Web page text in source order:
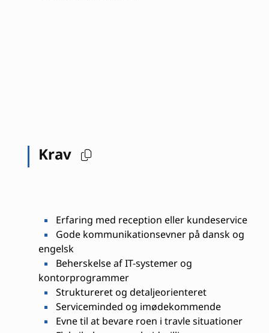
Krav
Erfaring med reception eller kundeservice
Gode kommunikationsevner på dansk og
engelsk
Beherskelse af IT-systemer og
kontorprogrammer
Struktureret og detaljeorienteret
Serviceminded og imødekommende
Evne til at bevare roen i travle situationer